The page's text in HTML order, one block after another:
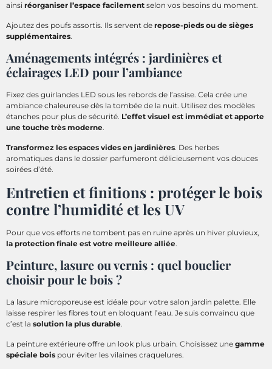
ainsi réorganiser l’espace facilement selon vos besoins du moment.
Ajoutez des poufs assortis. Ils servent de repose-pieds ou de sièges
supplémentaires.
Aménagements intégrés : jardinières et
éclairages LED pour l’ambiance
Fixez des guirlandes LED sous les rebords de l’assise. Cela crée une
ambiance chaleureuse dès la tombée de la nuit. Utilisez des modèles
étanches pour plus de sécurité. L’effet visuel est immédiat et apporte
une touche très moderne.
Transformez les espaces vides en jardinières. Des herbes
aromatiques dans le dossier parfumeront délicieusement vos douces
soirées d’été.
Entretien et finitions : protéger le bois
contre l’humidité et les UV
Pour que vos efforts ne tombent pas en ruine après un hiver pluvieux,
la protection finale est votre meilleure alliée.
Peinture, lasure ou vernis : quel bouclier
choisir pour le bois ?
La lasure microporeuse est idéale pour votre salon jardin palette. Elle
laisse respirer les fibres tout en bloquant l’eau. Je suis convaincu que
c’est la solution la plus durable.
La peinture extérieure offre un look plus urbain. Choisissez une gamme
spéciale bois pour éviter les vilaines craquelures.